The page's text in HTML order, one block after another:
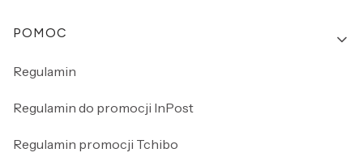
Linki w stopce
POMOC
Regulamin
Regulamin do promocji InPost
Regulamin promocji Tchibo